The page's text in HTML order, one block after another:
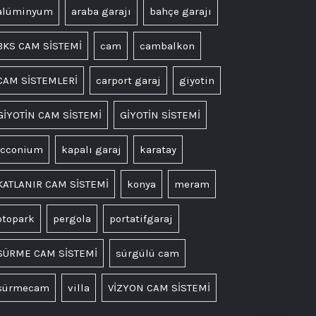
araba garajı bahçe garajı
CAM SİSTEMİ cam cambalkon
SİSTEMLERİ carport garaj giyotin
CAM SİSTEMİ GİYOTİN SİSTEMİ
kapalı garaj karatay
CAM SİSTEMİ konya meram
pergola portatifgaraj
CAM SİSTEMİ sürgülü cam
villa VİZYON CAM SİSTEMİ